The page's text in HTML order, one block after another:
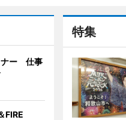
特集
ナー 仕事
FIRE